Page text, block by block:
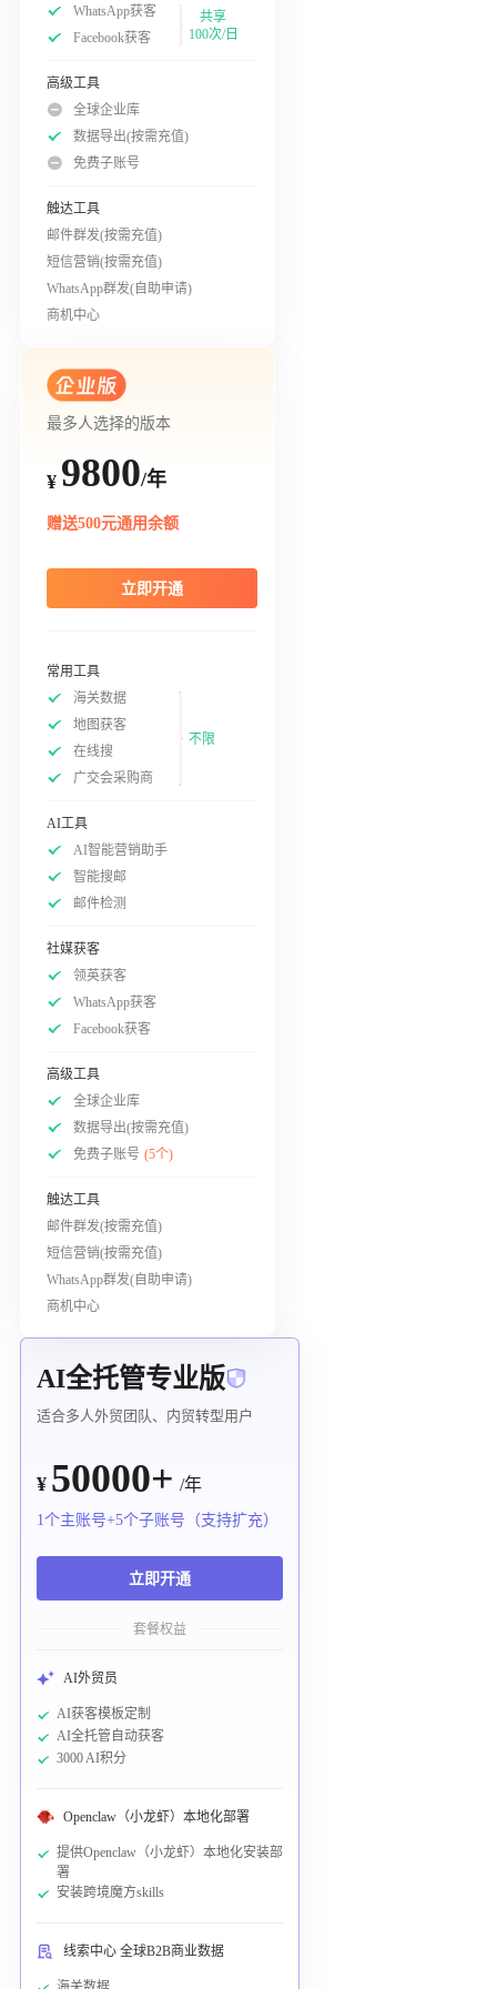
WhatsApp获客
Facebook获客
共享
100次/日
高级工具
全球企业库
数据导出(按需充值)
免费子账号
触达工具
邮件群发(按需充值)
短信营销(按需充值)
WhatsApp群发(自助申请)
商机中心
最多人选择的版本
¥ 9800/年
赠送500元通用余额
立即开通
常用工具
海关数据
地图获客
在线搜
广交会采购商
不限
AI工具
AI智能营销助手
智能搜邮
邮件检测
社媒获客
领英获客
WhatsApp获客
Facebook获客
高级工具
全球企业库
数据导出(按需充值)
免费子账号 (5个)
触达工具
邮件群发(按需充值)
短信营销(按需充值)
WhatsApp群发(自助申请)
商机中心
AI全托管专业版
适合多人外贸团队、内贸转型用户
¥ 50000+ /年
1个主账号+5个子账号（支持扩充）
立即开通
套餐权益
AI外贸员
AI获客模板定制
AI全托管自动获客
3000 AI积分
Openclaw（小龙虾）本地化部署
提供Openclaw（小龙虾）本地化安装部
署
安装跨境魔方skills
线索中心 全球B2B商业数据